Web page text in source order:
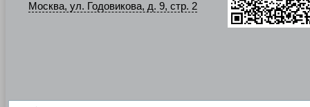
Москва, ул. Годовикова, д. 9, стр. 2